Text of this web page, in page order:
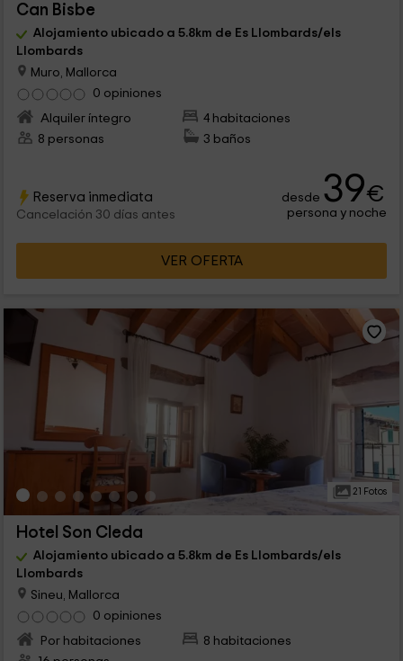
Can Bisbe
Alojamiento ubicado a 5.8km de Es Llombards/els
Llombards
Muro, Mallorca
0 opiniones
Alquiler íntegro
4 habitaciones
8 personas
3 baños
Reserva inmediata
Cancelación 30 días antes
desde 39€
persona y noche
VER OFERTA
21 Fotos
Hotel Son Cleda
Alojamiento ubicado a 5.8km de Es Llombards/els
Llombards
Sineu, Mallorca
0 opiniones
Por habitaciones
8 habitaciones